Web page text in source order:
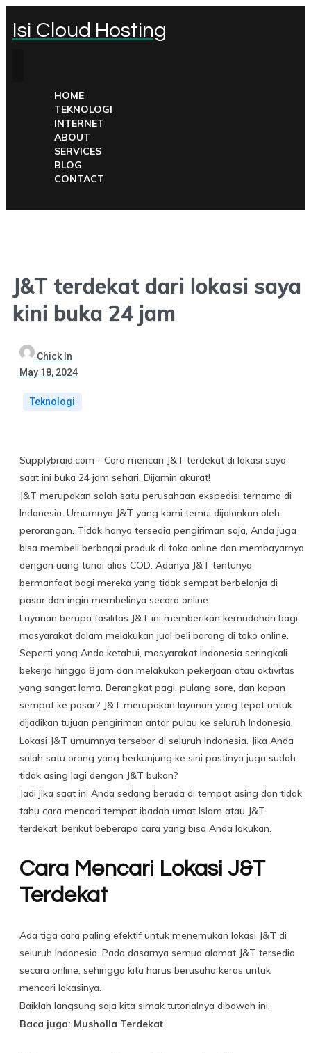
Isi Cloud Hosting
HOME
TEKNOLOGI
INTERNET
ABOUT
SERVICES
BLOG
CONTACT
J&T terdekat dari lokasi saya
kini buka 24 jam
Chick In
May 18, 2024
Teknologi
Supplybraid.com - Cara mencari J&T terdekat di lokasi saya
saat ini buka 24 jam sehari. Dijamin akurat!
J&T merupakan salah satu perusahaan ekspedisi ternama di
Indonesia. Umumnya J&T yang kami temui dijalankan oleh
perorangan. Tidak hanya tersedia pengiriman saja, Anda juga
bisa membeli berbagai produk di toko online dan membayarnya
dengan uang tunai alias COD. Adanya J&T tentunya
bermanfaat bagi mereka yang tidak sempat berbelanja di
pasar dan ingin membelinya secara online.
Layanan berupa fasilitas J&T ini memberikan kemudahan bagi
masyarakat dalam melakukan jual beli barang di toko online.
Seperti yang Anda ketahui, masyarakat Indonesia seringkali
bekerja hingga 8 jam dan melakukan pekerjaan atau aktivitas
yang sangat lama. Berangkat pagi, pulang sore, dan kapan
sempat ke pasar? J&T merupakan layanan yang tepat untuk
dijadikan tujuan pengiriman antar pulau ke seluruh Indonesia.
Lokasi J&T umumnya tersebar di seluruh Indonesia. Jika Anda
salah satu orang yang berkunjung ke sini pastinya juga sudah
tidak asing lagi dengan J&T bukan?
Jadi jika saat ini Anda sedang berada di tempat asing dan tidak
tahu cara mencari tempat ibadah umat Islam atau J&T
terdekat, berikut beberapa cara yang bisa Anda lakukan.
Cara Mencari Lokasi J&T
Terdekat
Ada tiga cara paling efektif untuk menemukan lokasi J&T di
seluruh Indonesia. Pada dasarnya semua alamat J&T tersedia
secara online, sehingga kita harus berusaha keras untuk
mencari lokasinya.
Baiklah langsung saja kita simak tutorialnya dibawah ini.
Baca juga: Musholla Terdekat